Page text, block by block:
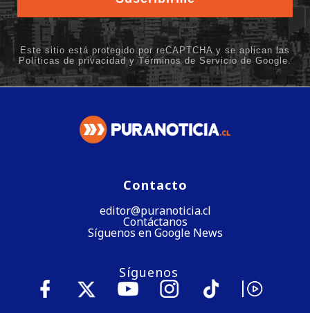
Contacto
editor@puranoticia.cl
Contáctanos
Síguenos en Google News
Síguenos